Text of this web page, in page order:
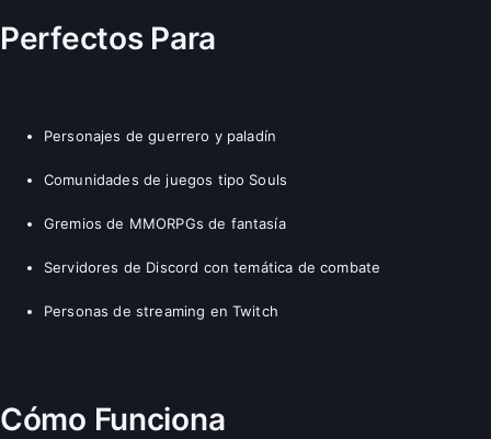
Perfectos Para
Personajes de guerrero y paladín
Comunidades de juegos tipo Souls
Gremios de MMORPGs de fantasía
Servidores de Discord con temática de combate
Personas de streaming en Twitch
Cómo Funciona